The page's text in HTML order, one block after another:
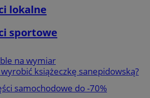
lokalne
sportowe
na wymiar
wyrobić książeczkę sanepidowską?
samochodowe do -70%